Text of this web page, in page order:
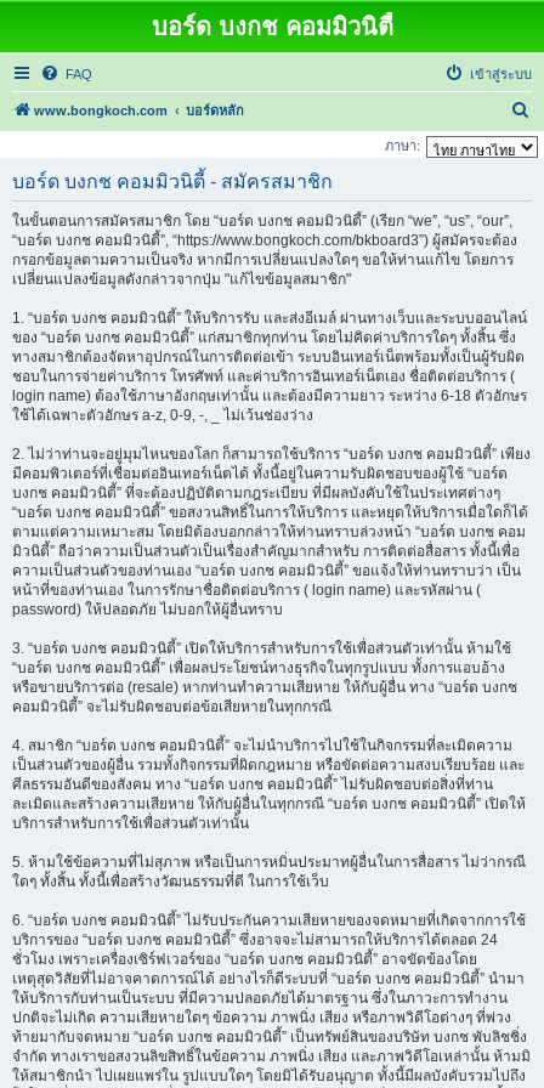
บอร์ด บงกช คอมมิวนิตี้
FAQ เข้าสู่ระบบ
www.bongkoch.com บอร์ดหลัก
น
ภาษา:
บอร์ด บงกช คอมมิวนิตี้ - สมัครสมาชิก
ในขั้นตอนการสมัครสมาชิก โดย “บอร์ด บงกช คอมมิวนิตี้” (เรียก “we”, “us”, “our”,
“บอร์ด บงกช คอมมิวนิตี้”, “https://www.bongkoch.com/bkboard3”) ผู้สมัครจะต้อง
กรอกข้อมูลตามความเป็นจริง หากมีการเปลี่ยนแปลงใดๆ ขอให้ท่านแก้ไข โดยการ
เปลี่ยนแปลงข้อมูลดังกล่าวจากปุ่ม "แก้ไขข้อมูลสมาชิก"
1. “บอร์ด บงกช คอมมิวนิตี้” ให้บริการรับ และส่งอีเมล์ ผ่านทางเว็บและระบบออนไลน์
ของ “บอร์ด บงกช คอมมิวนิตี้” แก่สมาชิกทุกท่าน โดยไม่คิดค่าบริการใดๆ ทั้งสิ้น ซึ่ง
ทางสมาชิกต้องจัดหาอุปกรณ์ในการติดต่อเข้า ระบบอินเทอร์เน็ตพร้อมทั้งเป็นผู้รับผิด
ชอบในการจ่ายค่าบริการ โทรศัพท์ และค่าบริการอินเทอร์เน็ตเอง ชื่อติดต่อบริการ (
login name) ต้องใช้ภาษาอังกฤษเท่านั้น และต้องมีความยาว ระหว่าง 6-18 ตัวอักษร
ใช้ได้เฉพาะตัวอักษร a-z, 0-9, -, _ ไม่เว้นช่องว่าง
2. ไม่ว่าท่านจะอยู่มุมไหนของโลก ก็สามารถใช้บริการ “บอร์ด บงกช คอมมิวนิตี้” เพียง
มีคอมพิวเตอร์ที่เชื่อมต่ออินเทอร์เน็ตได้ ทั้งนี้อยู่ในความรับผิดชอบของผู้ใช้ “บอร์ด
บงกช คอมมิวนิตี้” ที่จะต้องปฏิบัติตามกฎระเบียบ ที่มีผลบังคับใช้ในประเทศต่างๆ
“บอร์ด บงกช คอมมิวนิตี้” ขอสงวนสิทธิ์ในการให้บริการ และหยุดให้บริการเมื่อใดก็ได้
ตามแต่ความเหมาะสม โดยมิต้องบอกกล่าวให้ท่านทราบล่วงหน้า “บอร์ด บงกช คอม
มิวนิตี้” ถือว่าความเป็นส่วนตัวเป็นเรื่องสำคัญมากสำหรับ การติดต่อสื่อสาร ทั้งนี้เพื่อ
ความเป็นส่วนตัวของท่านเอง “บอร์ด บงกช คอมมิวนิตี้” ขอแจ้งให้ท่านทราบว่า เป็น
หน้าที่ของท่านเอง ในการรักษาชื่อติดต่อบริการ ( login name) และรหัสผ่าน (
password) ให้ปลอดภัย ไม่บอกให้ผู้อื่นทราบ
3. “บอร์ด บงกช คอมมิวนิตี้” เปิดให้บริการสำหรับการใช้เพื่อส่วนตัวเท่านั้น ห้ามใช้
“บอร์ด บงกช คอมมิวนิตี้” เพื่อผลประโยชน์ทางธุรกิจในทุกรูปแบบ ทั้งการแอบอ้าง
หรือขายบริการต่อ (resale) หากท่านทำความเสียหาย ให้กับผู้อื่น ทาง “บอร์ด บงกช
คอมมิวนิตี้” จะไม่รับผิดชอบต่อข้อเสียหายในทุกกรณี
4. สมาชิก “บอร์ด บงกช คอมมิวนิตี้” จะไม่นำบริการไปใช้ในกิจกรรมที่ละเมิดความ
เป็นส่วนตัวของผู้อื่น รวมทั้งกิจกรรมที่ผิดกฎหมาย หรือขัดต่อความสงบเรียบร้อย และ
ศีลธรรมอันดีของสังคม ทาง “บอร์ด บงกช คอมมิวนิตี้” ไม่รับผิดชอบต่อสิ่งที่ท่าน
ละเมิดและสร้างความเสียหาย ให้กับผู้อื่นในทุกกรณี “บอร์ด บงกช คอมมิวนิตี้” เปิดให้
บริการสำหรับการใช้เพื่อส่วนตัวเท่านั้น
5. ห้ามใช้ข้อความที่ไม่สุภาพ หรือเป็นการหมิ่นประมาทผู้อื่นในการสื่อสาร ไม่ว่ากรณี
ใดๆ ทั้งสิ้น ทั้งนี้เพื่อสร้างวัฒนธรรมที่ดี ในการใช้เว็บ
6. “บอร์ด บงกช คอมมิวนิตี้” ไม่รับประกันความเสียหายของจดหมายที่เกิดจากการใช้
บริการของ “บอร์ด บงกช คอมมิวนิตี้” ซึ่งอาจจะไม่สามารถให้บริการได้ตลอด 24
ชั่วโมง เพราะเครื่องเซิร์ฟเวอร์ของ “บอร์ด บงกช คอมมิวนิตี้” อาจขัดข้องโดย
เหตุสุดวิสัยที่ไม่อาจคาดการณ์ได้ อย่างไรก็ดีระบบที่ “บอร์ด บงกช คอมมิวนิตี้” นำมา
ให้บริการกับท่านเป็นระบบ ที่มีความปลอดภัยได้มาตรฐาน ซึ่งในภาวะการทำงาน
ปกติจะไม่เกิด ความเสียหายใดๆ ข้อความ ภาพนิ่ง เสียง หรือภาพวิดีโอต่างๆ ที่พ่วง
ท้ายมากับจดหมาย “บอร์ด บงกช คอมมิวนิตี้” เป็นทรัพย์สินของบริษัท บงกช พับลิชชิ่ง
จำกัด ทางเราขอสงวนลิขสิทธิ์ในข้อความ ภาพนิ่ง เสียง และภาพวิดีโอเหล่านั้น ห้ามมิ
ให้สมาชิกนำ ไปเผยแพร่ใน รูปแบบใดๆ โดยมิได้รับอนุญาต ทั้งนี้มีผลบังคับรวมไปถึง